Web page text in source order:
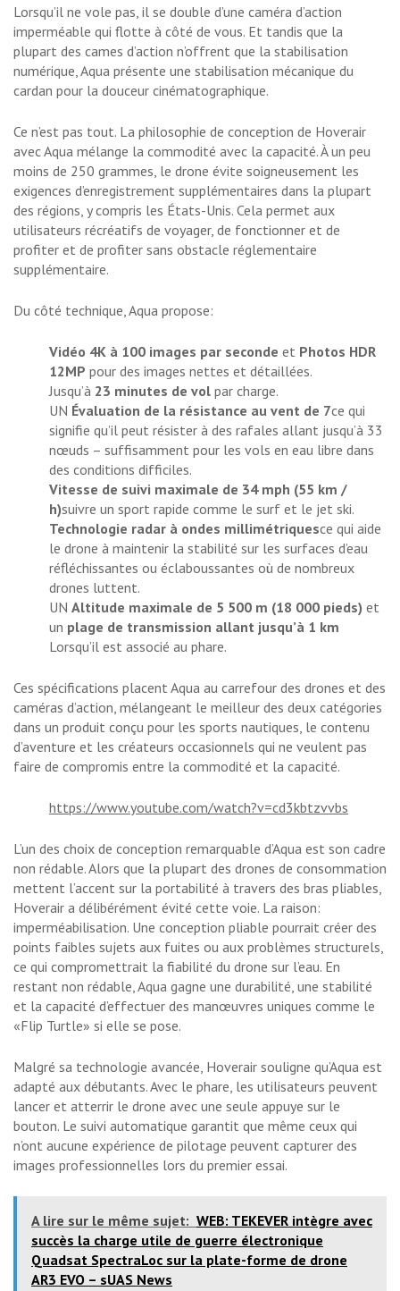
Lorsqu’il ne vole pas, il se double d’une caméra d’action
imperméable qui flotte à côté de vous. Et tandis que la
plupart des cames d’action n’offrent que la stabilisation
numérique, Aqua présente une stabilisation mécanique du
cardan pour la douceur cinématographique.
Ce n’est pas tout. La philosophie de conception de Hoverair
avec Aqua mélange la commodité avec la capacité. À un peu
moins de 250 grammes, le drone évite soigneusement les
exigences d’enregistrement supplémentaires dans la plupart
des régions, y compris les États-Unis. Cela permet aux
utilisateurs récréatifs de voyager, de fonctionner et de
profiter et de profiter sans obstacle réglementaire
supplémentaire.
Du côté technique, Aqua propose:
Vidéo 4K à 100 images par seconde et Photos HDR
12MP pour des images nettes et détaillées.
Jusqu’à 23 minutes de vol par charge.
UN Évaluation de la résistance au vent de 7ce qui
signifie qu’il peut résister à des rafales allant jusqu’à 33
nœuds – suffisamment pour les vols en eau libre dans
des conditions difficiles.
Vitesse de suivi maximale de 34 mph (55 km /
h)suivre un sport rapide comme le surf et le jet ski.
Technologie radar à ondes millimétriquesce qui aide
le drone à maintenir la stabilité sur les surfaces d’eau
réfléchissantes ou éclaboussantes où de nombreux
drones luttent.
UN Altitude maximale de 5 500 m (18 000 pieds) et
un plage de transmission allant jusqu’à 1 km
Lorsqu’il est associé au phare.
Ces spécifications placent Aqua au carrefour des drones et des
caméras d’action, mélangeant le meilleur des deux catégories
dans un produit conçu pour les sports nautiques, le contenu
d’aventure et les créateurs occasionnels qui ne veulent pas
faire de compromis entre la commodité et la capacité.
https://www.youtube.com/watch?v=cd3kbtzvvbs
L’un des choix de conception remarquable d’Aqua est son cadre
non rédable. Alors que la plupart des drones de consommation
mettent l’accent sur la portabilité à travers des bras pliables,
Hoverair a délibérément évité cette voie. La raison:
imperméabilisation. Une conception pliable pourrait créer des
points faibles sujets aux fuites ou aux problèmes structurels,
ce qui compromettrait la fiabilité du drone sur l’eau. En
restant non rédable, Aqua gagne une durabilité, une stabilité
et la capacité d’effectuer des manœuvres uniques comme le
«Flip Turtle» si elle se pose.
Malgré sa technologie avancée, Hoverair souligne qu’Aqua est
adapté aux débutants. Avec le phare, les utilisateurs peuvent
lancer et atterrir le drone avec une seule appuye sur le
bouton. Le suivi automatique garantit que même ceux qui
n’ont aucune expérience de pilotage peuvent capturer des
images professionnelles lors du premier essai.
A lire sur le même sujet: WEB: TEKEVER intègre avec
succès la charge utile de guerre électronique
Quadsat SpectraLoc sur la plate-forme de drone
AR3 EVO – sUAS News